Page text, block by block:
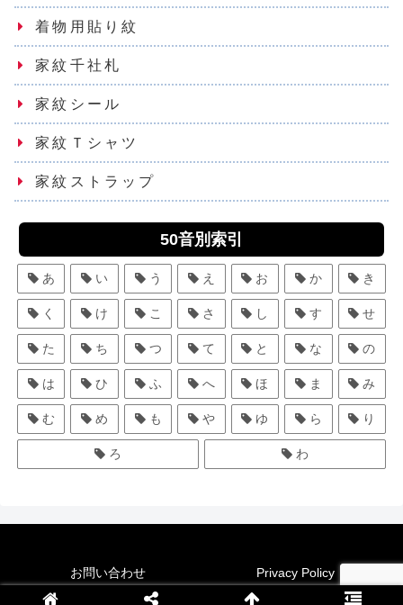
着物用貼り紋
家紋千社札
家紋シール
家紋Ｔシャツ
家紋ストラップ
50音別索引
あ い う え お か き
く け こ さ し す せ
た ち つ て と な の
は ひ ふ へ ほ ま み
む め も や ゆ ら り
ろ わ
お問い合わせ Privacy Policy